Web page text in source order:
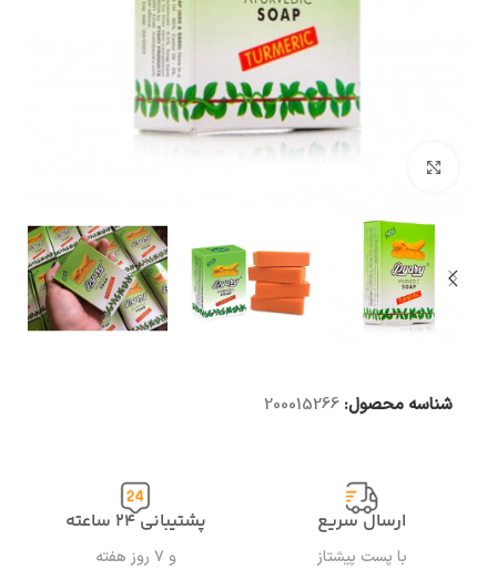
شناسه محصول: 200015266
ارسال سریع
با پست پیشتاز
پشتیبانی ۲۴ ساعته
و ۷ روز هفته